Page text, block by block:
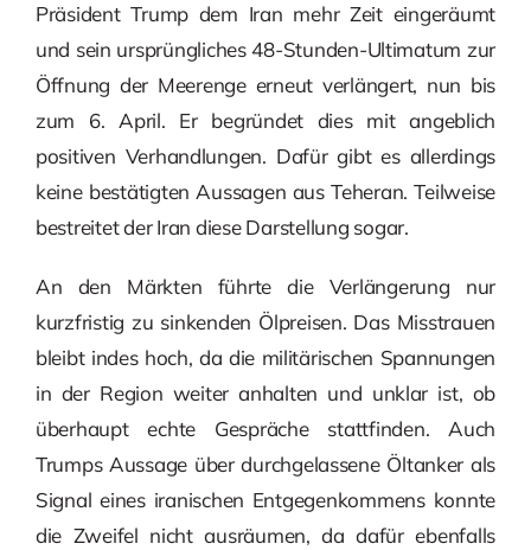
Präsident Trump dem Iran mehr Zeit eingeräumt
und sein ursprüngliches 48-Stunden-Ultimatum zur
Öffnung der Meerenge erneut verlängert, nun bis
zum 6. April. Er begründet dies mit angeblich
positiven Verhandlungen. Dafür gibt es allerdings
keine bestätigten Aussagen aus Teheran. Teilweise
bestreitet der Iran diese Darstellung sogar.
An den Märkten führte die Verlängerung nur
kurzfristig zu sinkenden Ölpreisen. Das Misstrauen
bleibt indes hoch, da die militärischen Spannungen
in der Region weiter anhalten und unklar ist, ob
überhaupt echte Gespräche stattfinden. Auch
Trumps Aussage über durchgelassene Öltanker als
Signal eines iranischen Entgegenkommens konnte
die Zweifel nicht ausräumen, da dafür ebenfalls